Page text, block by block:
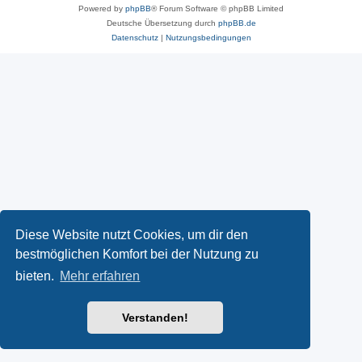
Diese Website nutzt Cookies, um dir den
bestmöglichen Komfort bei der Nutzung zu
bieten. Mehr erfahren
Verstanden!
Powered by phpBB® Forum Software © phpBB Limited
Deutsche Übersetzung durch phpBB.de
Datenschutz| Nutzungsbedingungen